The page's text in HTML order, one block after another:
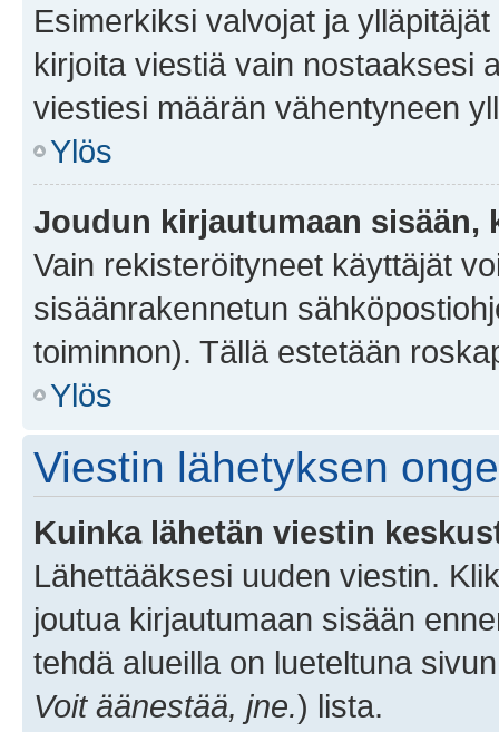
Esimerkiksi valvojat ja
kirjoita viestiä vain nostaaksesi
viestiesi määrän vähentyneen
Ylös
Joudun kirjautumaan sisään,
Vain rekisteröityneet käyttäjät
sisäänrakennetun
toiminnon). Tällä estetään
Ylös
Viestin lähetyksen
Kuinka lähetän viestin
Lähettääksesi uuden viestin.
joutua kirjautumaan sisään
tehdä alueilla on lueteltuna
Voit äänestää, jne.) lista.